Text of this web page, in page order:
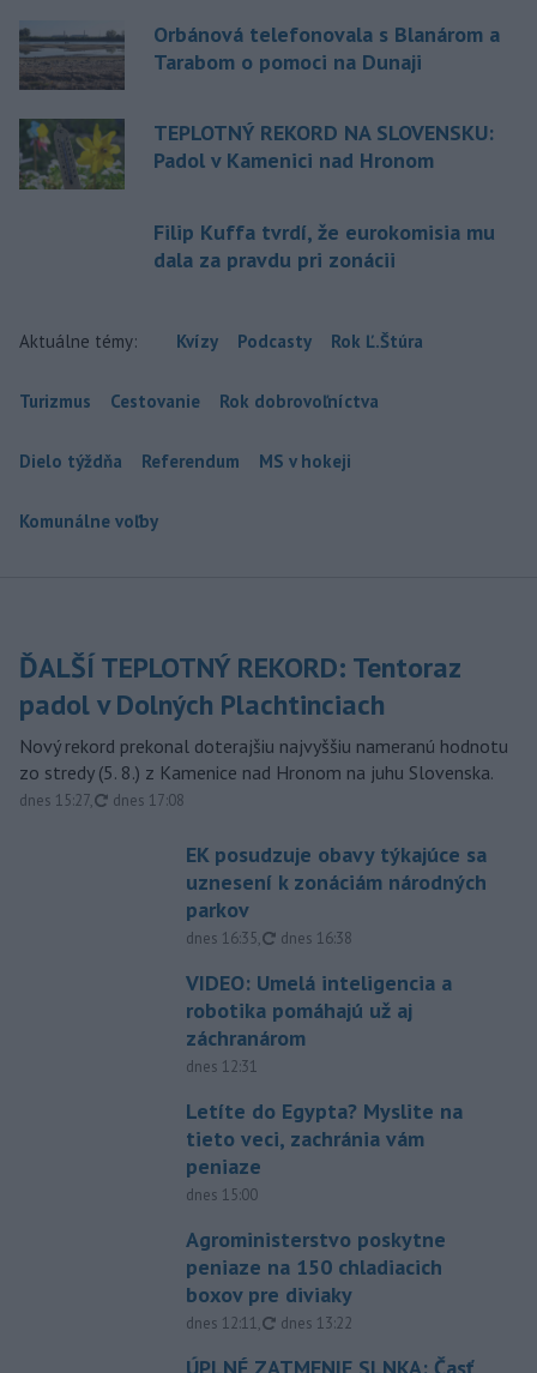
Orbánová telefonovala s Blanárom a
Tarabom o pomoci na Dunaji
TEPLOTNÝ REKORD NA SLOVENSKU:
Padol v Kamenici nad Hronom
Filip Kuffa tvrdí, že eurokomisia mu
dala za pravdu pri zonácii
Aktuálne témy: Kvízy Podcasty Rok Ľ.Štúra
Turizmus Cestovanie Rok dobrovoľníctva
Dielo týždňa Referendum MS v hokeji
Komunálne voľby
ĎALŠÍ TEPLOTNÝ REKORD: Tentoraz
padol v Dolných Plachtinciach
Nový rekord prekonal doterajšiu najvyššiu nameranú hodnotu
zo stredy (5. 8.) z Kamenice nad Hronom na juhu Slovenska.
dnes 15:27, aktualizované
dnes 17:08
EK posudzuje obavy týkajúce sa
uznesení k zonáciám národných
parkov
dnes 16:35, aktualizované
dnes 16:38
VIDEO: Umelá inteligencia a
robotika pomáhajú už aj
záchranárom
dnes 12:31
Letíte do Egypta? Myslite na
tieto veci, zachránia vám
peniaze
dnes 15:00
Agroministerstvo poskytne
peniaze na 150 chladiacich
boxov pre diviaky
dnes 12:11, aktualizované
dnes 13:22